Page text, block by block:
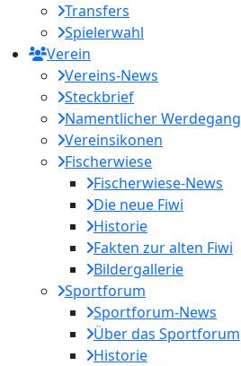
Transfers
Spielerwahl
Verein
Vereins-News
Steckbrief
Namentlicher Werdegang
Vereinsikonen
Fischerwiese
Fischerwiese-News
Die neue Fiwi
Historie
Fakten zur alten Fiwi
Bildergallerie
Sportforum
Sportforum-News
Über das Sportforum
Historie